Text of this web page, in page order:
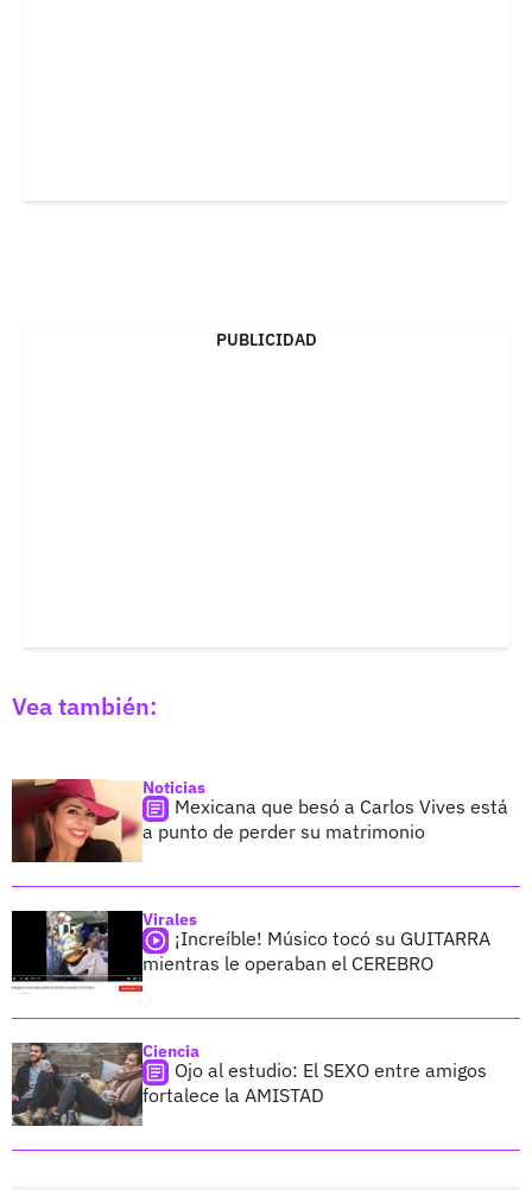
PUBLICIDAD
Vea también:
Noticias
Mexicana que besó a Carlos Vives está
a punto de perder su matrimonio
Virales
¡Increíble! Músico tocó su GUITARRA
mientras le operaban el CEREBRO
Ciencia
Ojo al estudio: El SEXO entre amigos
fortalece la AMISTAD